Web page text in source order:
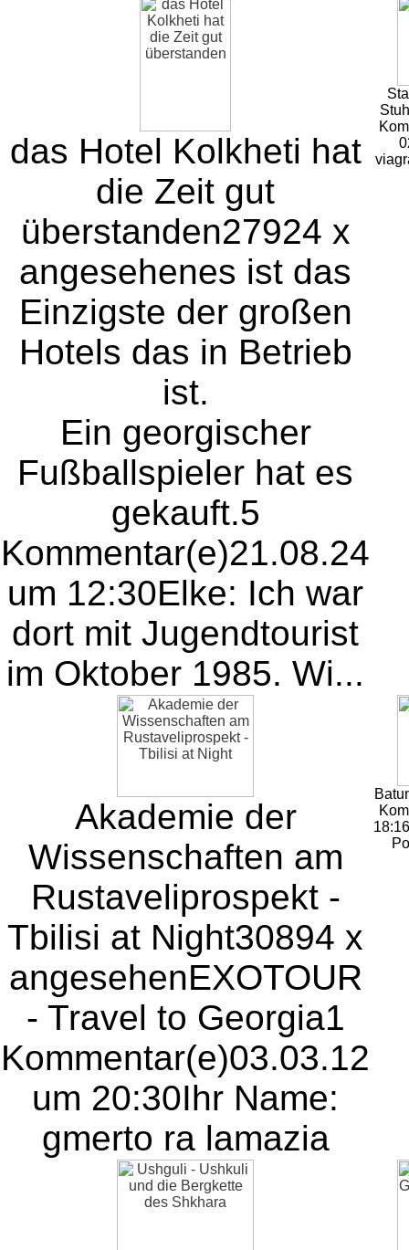
das Hotel Kolkheti hat
die Zeit gut
überstanden27924 x
angesehenes ist das
Einzigste der großen
Hotels das in Betrieb
ist.
Ein georgischer
Fußballspieler hat es
gekauft.5
Kommentar(e)21.08.24
um 12:30Elke: Ich war
dort mit Jugendtourist
im Oktober 1985. Wi...
Akademie der
Wissenschaften am
Rustaveliprospekt -
Tbilisi at Night30894 x
angesehenEXOTOUR
- Travel to Georgia1
Kommentar(e)03.03.12
um 20:30Ihr Name:
gmerto ra lamazia
18:16